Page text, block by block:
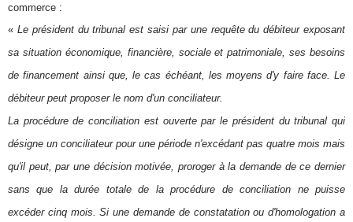
commerce :
« Le président du tribunal est saisi par une requête du débiteur exposant
sa situation économique, financière, sociale et patrimoniale, ses besoins
de financement ainsi que, le cas échéant, les moyens d'y faire face. Le
débiteur peut proposer le nom d'un conciliateur.
La procédure de conciliation est ouverte par le président du tribunal qui
désigne un conciliateur pour une période n'excédant pas quatre mois mais
qu'il peut, par une décision motivée, proroger à la demande de ce dernier
sans que la durée totale de la procédure de conciliation ne puisse
excéder cinq mois. Si une demande de constatation ou d'homologation a